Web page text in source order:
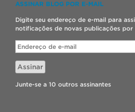
ASSINAR BLOG POR E-MAIL
Digite seu endereço de e-mail para
notificações de novas publicações por
Endereço
de
e-
mail
Assinar
Junte-se a 10 outros assinantes